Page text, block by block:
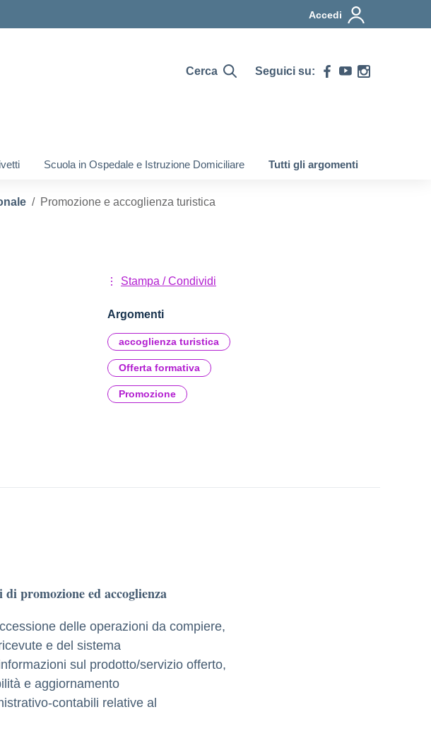
Accedi
Cerca Seguici su:
Scuola in Ospedale e Istruzione Domiciliare Tutti gli argomenti
Promozione e accoglienza turistica
Stampa / Condividi
Argomenti
accoglienza turistica
Offerta formativa
Promozione
promozione ed accoglienza
delle operazioni da compiere,
e del sistema
sul prodotto/servizio offerto,
e aggiornamento
contabili relative al